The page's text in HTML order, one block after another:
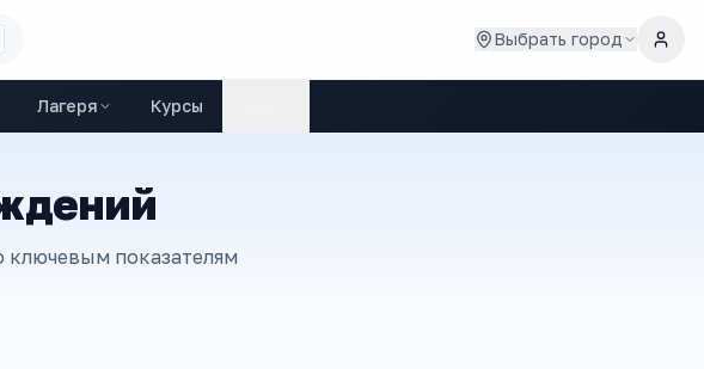
Выбрать город
Лагеря Курсы
ключевым показателям